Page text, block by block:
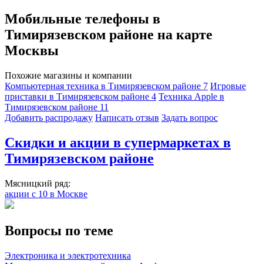
Мобильные телефоны в
Тимирязевском районе на карте
Москвы
Похожие магазины и компании
Компьютерная техника в Тимирязевском районе 7 Игровые
приставки в Тимирязевском районе 4 Техника Apple в
Тимирязевском районе 11
Добавить раcпродажу Написать отзыв Задать вопрос
Скидки и акции в супермаркетах в
Тимирязевском районе
Мясницкий ряд:
акции с 10 в Москве
Вопросы по теме
Электроника и электротехника